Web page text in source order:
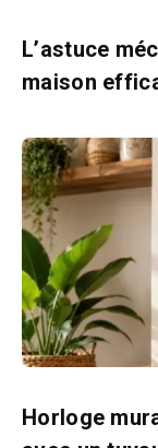
L’astuce
maison
Horloge